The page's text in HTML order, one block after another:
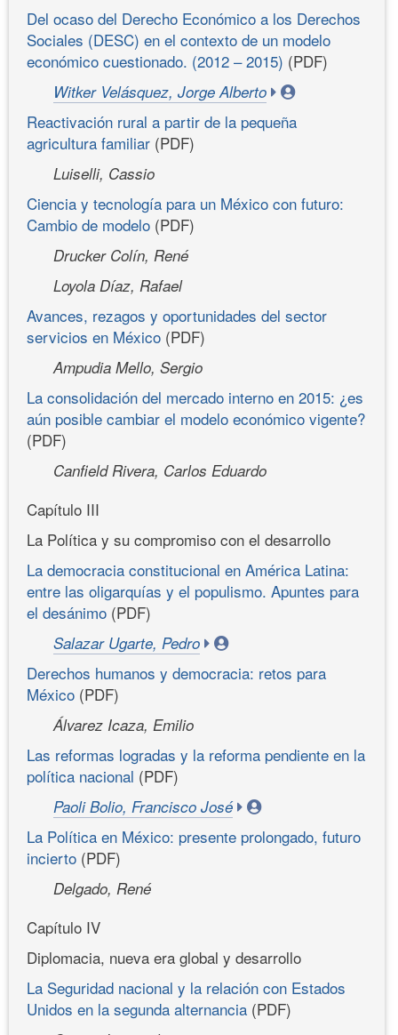
Del ocaso del Derecho Económico a los Derechos
Sociales (DESC) en el contexto de un modelo
económico cuestionado. (2012 – 2015) (PDF)
Witker Velásquez, Jorge Alberto
Reactivación rural a partir de la pequeña
agricultura familiar (PDF)
Luiselli, Cassio
Ciencia y tecnología para un México con futuro:
Cambio de modelo (PDF)
Drucker Colín, René
Loyola Díaz, Rafael
Avances, rezagos y oportunidades del sector
servicios en México (PDF)
Ampudia Mello, Sergio
La consolidación del mercado interno en 2015: ¿es
aún posible cambiar el modelo económico vigente?
(PDF)
Canfield Rivera, Carlos Eduardo
Capítulo III
La Política y su compromiso con el desarrollo
La democracia constitucional en América Latina:
entre las oligarquías y el populismo. Apuntes para
el desánimo (PDF)
Salazar Ugarte, Pedro
Derechos humanos y democracia: retos para
México (PDF)
Álvarez Icaza, Emilio
Las reformas logradas y la reforma pendiente en la
política nacional (PDF)
Paoli Bolio, Francisco José
La Política en México: presente prolongado, futuro
incierto (PDF)
Delgado, René
Capítulo IV
Diplomacia, nueva era global y desarrollo
La Seguridad nacional y la relación con Estados
Unidos en la segunda alternancia (PDF)